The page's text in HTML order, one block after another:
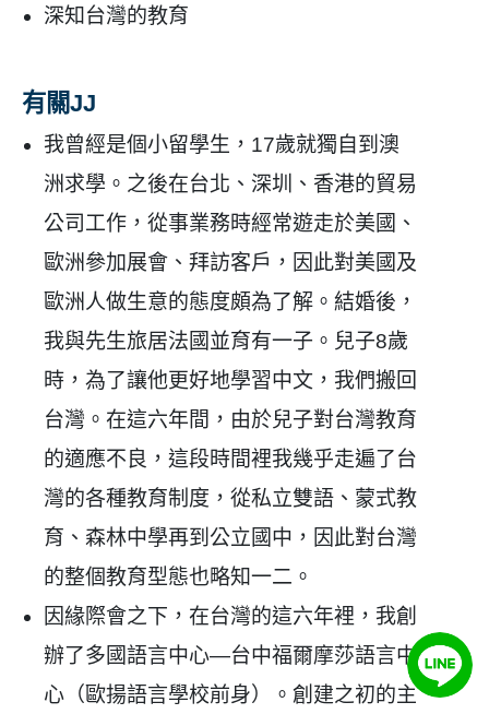
深知台灣的教育
有關JJ
我曾經是個小留學生，17歲就獨自到澳
洲求學。之後在台北、深圳、香港的貿易
公司工作，從事業務時經常遊走於美國、
歐洲參加展會、拜訪客戶，因此對美國及
歐洲人做生意的態度頗為了解。結婚後，
我與先生旅居法國並育有一子。兒子8歲
時，為了讓他更好地學習中文，我們搬回
台灣。在這六年間，由於兒子對台灣教育
的適應不良，這段時間裡我幾乎走遍了台
灣的各種教育制度，從私立雙語、蒙式教
育、森林中學再到公立國中，因此對台灣
的整個教育型態也略知一二。
因緣際會之下，在台灣的這六年裡，我創
辦了多國語言中心—台中福爾摩莎語言中
心（歐揚語言學校前身）。創建之初的主